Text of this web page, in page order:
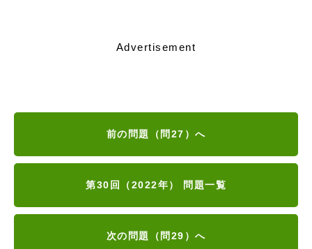
Advertisement
前の問題（問27）へ
第30回（2022年） 問題一覧
次の問題（問29）へ